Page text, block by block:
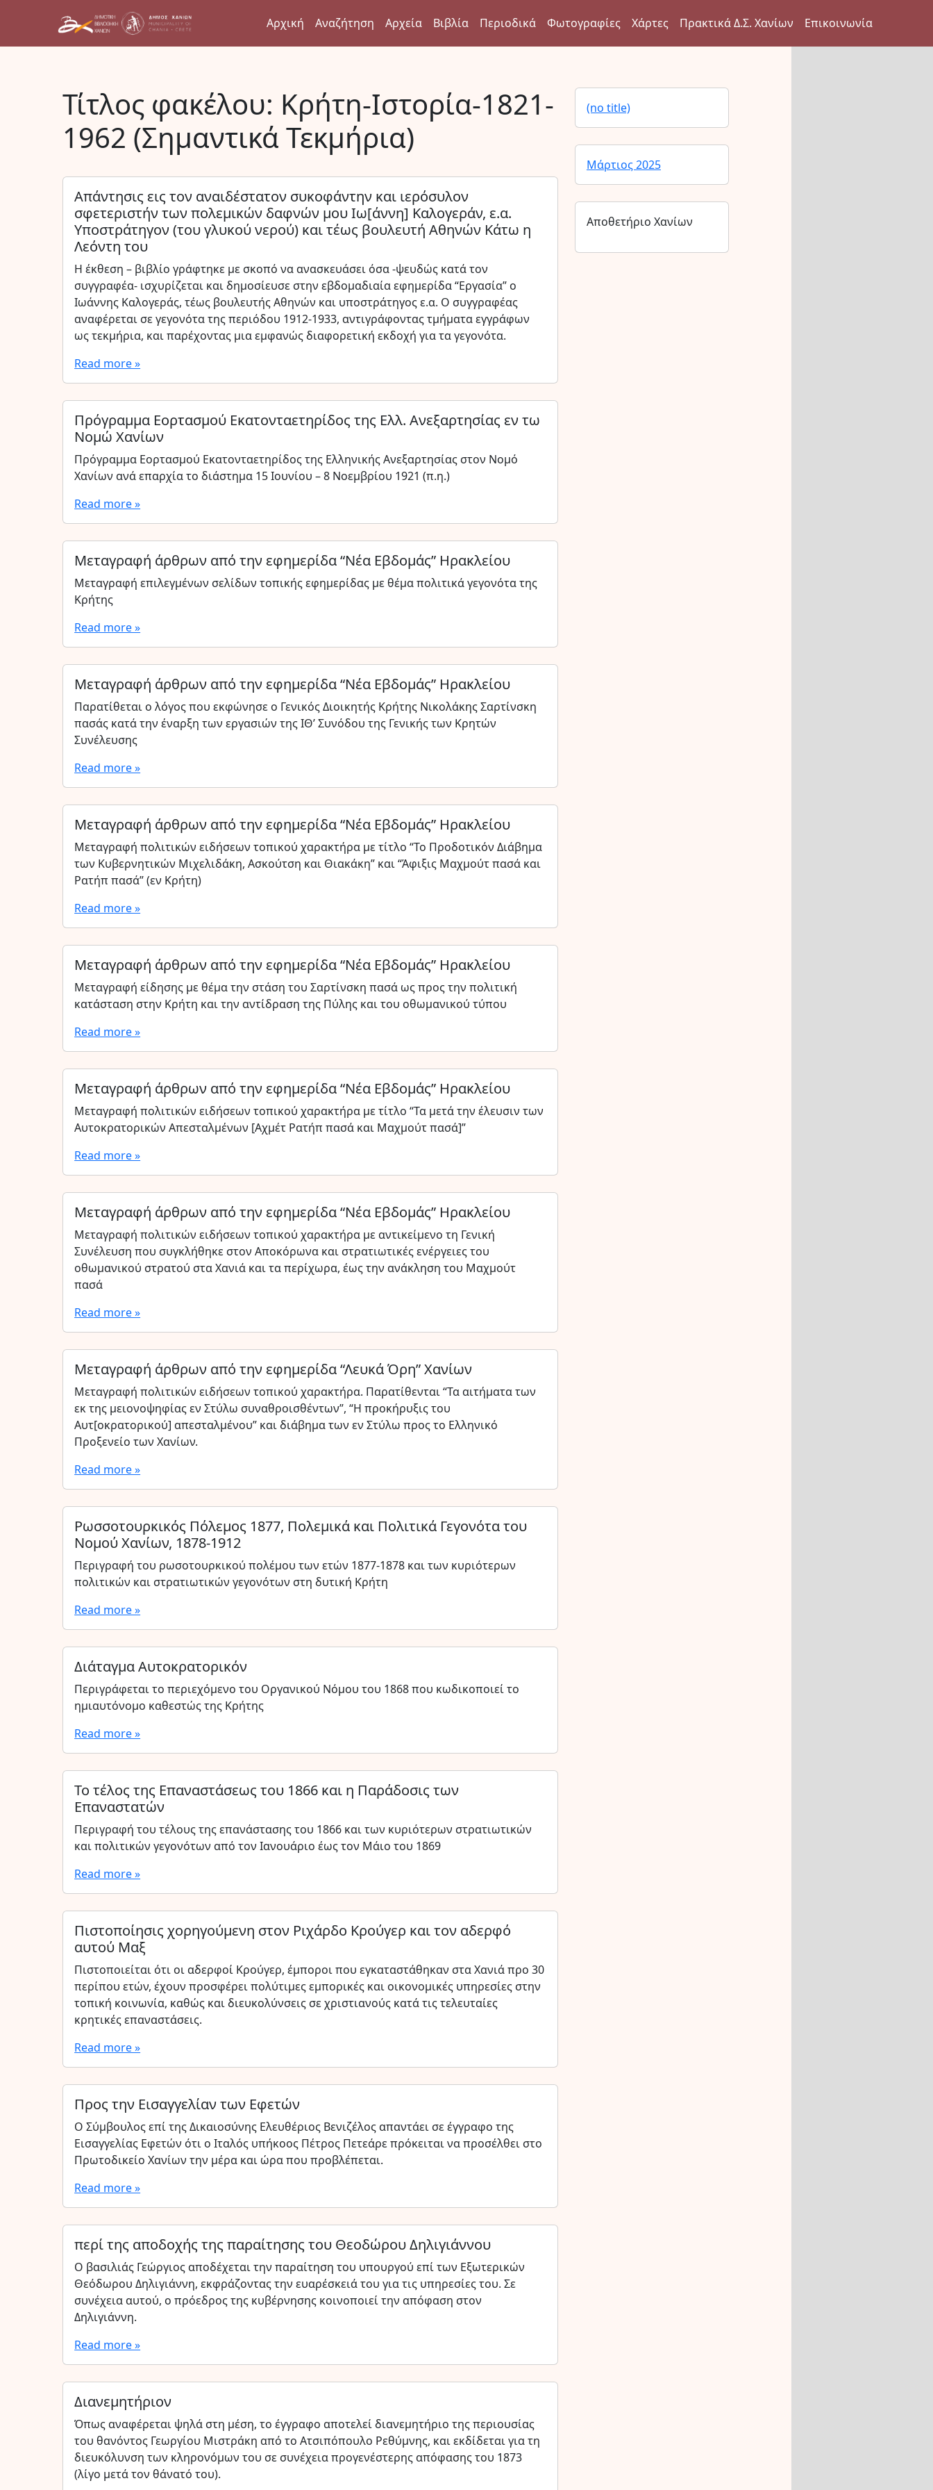
Αρχική Αναζήτηση Αρχεία Βιβλία Περιοδικά Φωτογραφίες Χάρτες Πρακτικά Δ.Σ. Χανίων Επικοινωνία
Τίτλος φακέλου: Κρήτη-Ιστορία-1821-
1962 (Σημαντικά Τεκμήρια)
Απάντησις εις τον αναιδέστατον συκοφάντην και ιερόσυλον
σφετεριστήν των πολεμικών δαφνών μου Ιω[άννη] Καλογεράν, ε.α.
Υποστράτηγον (του γλυκού νερού) και τέως βουλευτή Αθηνών Κάτω η
Λεόντη του
Η έκθεση – βιβλίο γράφτηκε με σκοπό να ανασκευάσει όσα -ψευδώς κατά τον
συγγραφέα- ισχυρίζεται και δημοσίευσε στην εβδομαδιαία εφημερίδα “Εργασία” ο
Ιωάννης Καλογεράς, τέως βουλευτής Αθηνών και υποστράτηγος ε.α. Ο συγγραφέας
αναφέρεται σε γεγονότα της περιόδου 1912-1933, αντιγράφοντας τμήματα εγγράφων
ως τεκμήρια, και παρέχοντας μια εμφανώς διαφορετική εκδοχή για τα γεγονότα.
Read more »
Πρόγραμμα Εορτασμού Εκατονταετηρίδος της Ελλ. Ανεξαρτησίας εν τω
Νομώ Χανίων
Πρόγραμμα Εορτασμού Εκατονταετηρίδος της Ελληνικής Ανεξαρτησίας στον Νομό
Χανίων ανά επαρχία το διάστημα 15 Ιουνίου – 8 Νοεμβρίου 1921 (π.η.)
Read more »
Μεταγραφή άρθρων από την εφημερίδα “Νέα Εβδομάς” Ηρακλείου
Μεταγραφή επιλεγμένων σελίδων τοπικής εφημερίδας με θέμα πολιτικά γεγονότα της
Κρήτης
Read more »
Μεταγραφή άρθρων από την εφημερίδα “Νέα Εβδομάς” Ηρακλείου
Παρατίθεται ο λόγος που εκφώνησε ο Γενικός Διοικητής Κρήτης Νικολάκης Σαρτίνσκη
πασάς κατά την έναρξη των εργασιών της ΙΘ’ Συνόδου της Γενικής των Κρητών
Συνέλευσης
Read more »
Μεταγραφή άρθρων από την εφημερίδα “Νέα Εβδομάς” Ηρακλείου
Μεταγραφή πολιτικών ειδήσεων τοπικού χαρακτήρα με τίτλο “Το Προδοτικόν Διάβημα
των Κυβερνητικών Μιχελιδάκη, Ασκούτση και Θιακάκη” και “Άφιξις Μαχμούτ πασά και
Ρατήπ πασά” (εν Κρήτη)
Read more »
Μεταγραφή άρθρων από την εφημερίδα “Νέα Εβδομάς” Ηρακλείου
Μεταγραφή είδησης με θέμα την στάση του Σαρτίνσκη πασά ως προς την πολιτική
κατάσταση στην Κρήτη και την αντίδραση της Πύλης και του οθωμανικού τύπου
Read more »
Μεταγραφή άρθρων από την εφημερίδα “Νέα Εβδομάς” Ηρακλείου
Μεταγραφή πολιτικών ειδήσεων τοπικού χαρακτήρα με τίτλο “Τα μετά την έλευσιν των
Αυτοκρατορικών Απεσταλμένων [Αχμέτ Ρατήπ πασά και Μαχμούτ πασά]”
Read more »
Μεταγραφή άρθρων από την εφημερίδα “Νέα Εβδομάς” Ηρακλείου
Μεταγραφή πολιτικών ειδήσεων τοπικού χαρακτήρα με αντικείμενο τη Γενική
Συνέλευση που συγκλήθηκε στον Αποκόρωνα και στρατιωτικές ενέργειες του
οθωμανικού στρατού στα Χανιά και τα περίχωρα, έως την ανάκληση του Μαχμούτ
πασά
Read more »
Μεταγραφή άρθρων από την εφημερίδα “Λευκά Όρη” Χανίων
Μεταγραφή πολιτικών ειδήσεων τοπικού χαρακτήρα. Παρατίθενται “Τα αιτήματα των
εκ της μειονοψηφίας εν Στύλω συναθροισθέντων”, “Η προκήρυξις του
Αυτ[οκρατορικού] απεσταλμένου” και διάβημα των εν Στύλω προς το Ελληνικό
Προξενείο των Χανίων.
Read more »
Ρωσσοτουρκικός Πόλεμος 1877, Πολεμικά και Πολιτικά Γεγονότα του
Νομού Χανίων, 1878-1912
Περιγραφή του ρωσοτουρκικού πολέμου των ετών 1877-1878 και των κυριότερων
πολιτικών και στρατιωτικών γεγονότων στη δυτική Κρήτη
Read more »
Διάταγμα Αυτοκρατορικόν
Περιγράφεται το περιεχόμενο του Οργανικού Νόμου του 1868 που κωδικοποιεί το
ημιαυτόνομο καθεστώς της Κρήτης
Read more »
Το τέλος της Επαναστάσεως του 1866 και η Παράδοσις των
Επαναστατών
Περιγραφή του τέλους της επανάστασης του 1866 και των κυριότερων στρατιωτικών
και πολιτικών γεγονότων από τον Ιανουάριο έως τον Μάιο του 1869
Read more »
Πιστοποίησις χορηγούμενη στον Ριχάρδο Κρούγερ και τον αδερφό
αυτού Μαξ
Πιστοποιείται ότι οι αδερφοί Κρούγερ, έμποροι που εγκαταστάθηκαν στα Χανιά προ 30
περίπου ετών, έχουν προσφέρει πολύτιμες εμπορικές και οικονομικές υπηρεσίες στην
τοπική κοινωνία, καθώς και διευκολύνσεις σε χριστιανούς κατά τις τελευταίες
κρητικές επαναστάσεις.
Read more »
Προς την Εισαγγελίαν των Εφετών
Ο Σύμβουλος επί της Δικαιοσύνης Ελευθέριος Βενιζέλος απαντάει σε έγγραφο της
Εισαγγελίας Εφετών ότι ο Ιταλός υπήκοος Πέτρος Πετεάρε πρόκειται να προσέλθει στο
Πρωτοδικείο Χανίων την μέρα και ώρα που προβλέπεται.
Read more »
περί της αποδοχής της παραίτησης του Θεοδώρου Δηλιγιάννου
Ο βασιλιάς Γεώργιος αποδέχεται την παραίτηση του υπουργού επί των Εξωτερικών
Θεόδωρου Δηλιγιάννη, εκφράζοντας την ευαρέσκειά του για τις υπηρεσίες του. Σε
συνέχεια αυτού, ο πρόεδρος της κυβέρνησης κοινοποιεί την απόφαση στον
Δηλιγιάννη.
Read more »
Διανεμητήριον
Όπως αναφέρεται ψηλά στη μέση, το έγγραφο αποτελεί διανεμητήριο της περιουσίας
του θανόντος Γεωργίου Μιστράκη από το Ατσιπόπουλο Ρεθύμνης, και εκδίδεται για τη
διευκόλυνση των κληρονόμων του σε συνέχεια προγενέστερης απόφασης του 1873
(λίγο μετά τον θάνατό του).
(no title)
Μάρτιος 2025
Αποθετήριο Χανίων